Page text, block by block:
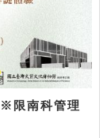
限南科管理